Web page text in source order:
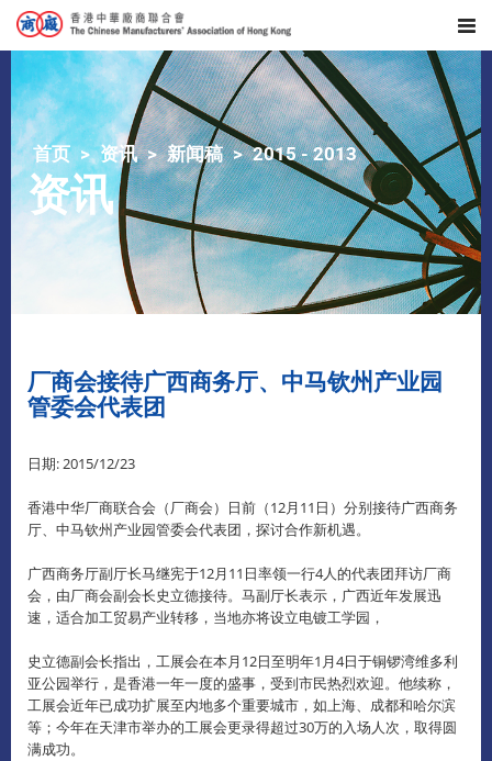
首页 资讯 新闻稿 2015 - 2013
资讯
厂商会接待广西商务厅、中马钦州产业园
管委会代表团
日期: 2015/12/23
香港中华厂商联合会（厂商会）日前（12月11日）分别接待广西商务
厅、中马钦州产业园管委会代表团，探讨合作新机遇。
广西商务厅副厅长马继宪于12月11日率领一行4人的代表团拜访厂商
会，由厂商会副会长史立德接待。 马副厅长表示，广西近年发展迅
速，适合加工贸易产业转移，当地亦将设立电镀工学园，
史立德副会长指出，工展会在本月12日至明年1月4日于铜锣湾维多利
亚公园举行，是香港一年一度的盛事，受到市民热烈欢迎。 他续称，
工展会近年已成功扩展至内地多个重要城市，如上海、成都和哈尔滨
等；今年在天津市举办的工展会更录得超过30万的入场人次，取得圆
满成功。